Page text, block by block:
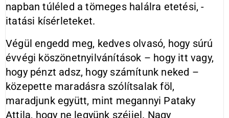
napban túléled a tömeges halálra etetési, -
itatási kísérleteket.
Végül engedd meg, kedves olvasó, hogy súrú
évvégi köszönetnyilvánítások – hogy itt vagy,
hogy pénzt adsz, hogy számítunk neked –
közepette maradásra szólítsalak föl,
maradjunk együtt, mint megannyi Pataky
Attila, hogy ne legyünk széjjel. Nagy